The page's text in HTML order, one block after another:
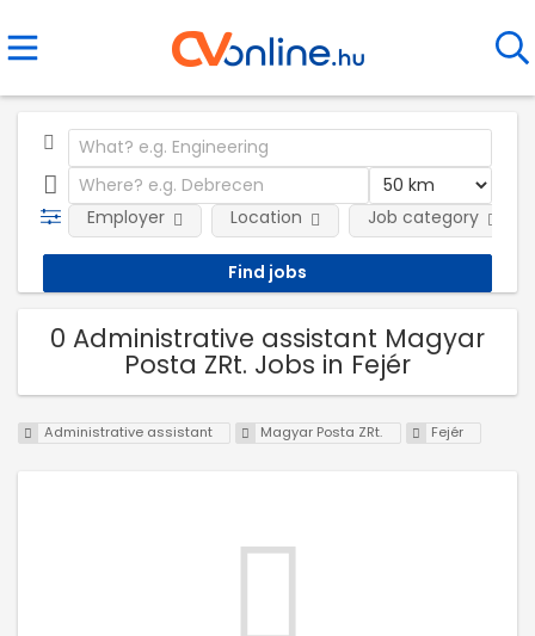
Employer Location Job category
0 Administrative assistant Magyar
Posta ZRt. Jobs in Fejér
Administrative assistant Magyar Posta ZRt. Fejér